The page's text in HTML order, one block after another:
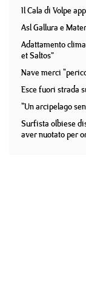
Il Cala di Volpe
Asl Gallura e
Adattamento
et Saltos”
Nave merci
Esce fuori strada
"Un arcipelago
Surfista olbiese
aver nuotato per